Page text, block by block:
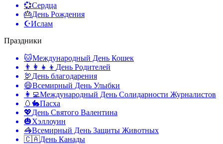
💞Сердца
🎂День Рождения
☪️Ислам
Праздники
🐱Международный День Кошек
👨‍👩‍👧‍👦 День Родителей
🦃День благодарения
😄Всемирный День Улыбки
👩‍💻Международный День Солидарности Журналистов
🥚🐇Пасха
💖День Святого Валентина
🎃Хэллоуин
🦓Всемирный День Защиты Животных
🇨🇦День Канады